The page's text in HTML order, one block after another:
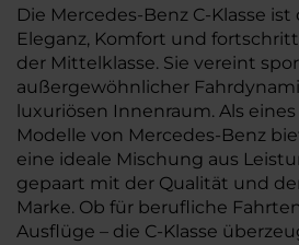
Die Mercedes-Benz C-Klasse
Eleganz, Komfort und
der Mittelklasse. Sie vereint
außergewöhnlicher
luxuriösen Innenraum. Als
Modelle von Mercedes-Benz
eine ideale Mischung aus
gepaart mit der Qualität und
Marke. Ob für berufliche
Ausflüge – die C-Klasse